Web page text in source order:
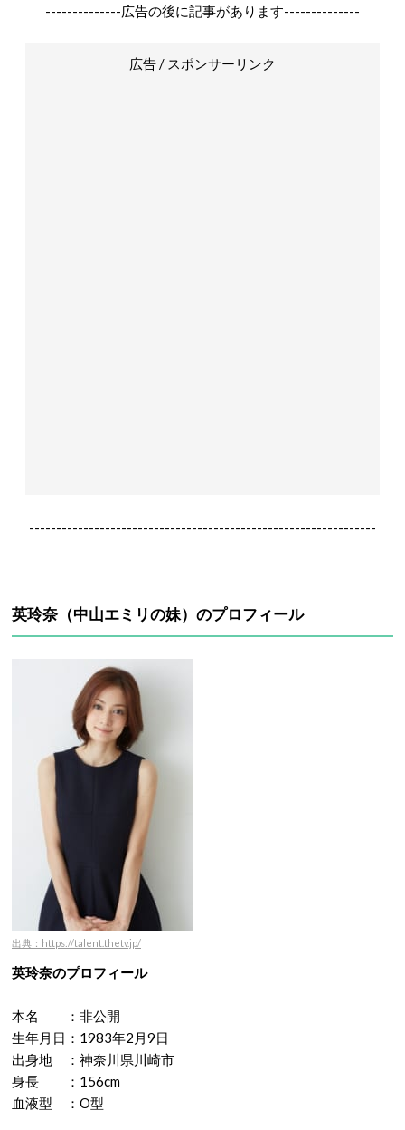
--------------広告の後に記事があります--------------
広告 / スポンサーリンク
----------------------------------------------------------------
英玲奈（中山エミリの妹）のプロフィール
出典：https://talent.thetv.jp/
英玲奈のプロフィール
本名 ：非公開
生年月日：1983年2月9日
出身地 ：神奈川県川崎市
身長 ：156cm
血液型 ：O型